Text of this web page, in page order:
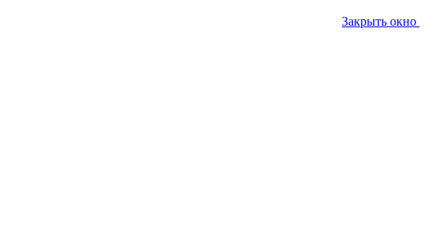
Закрыть окно